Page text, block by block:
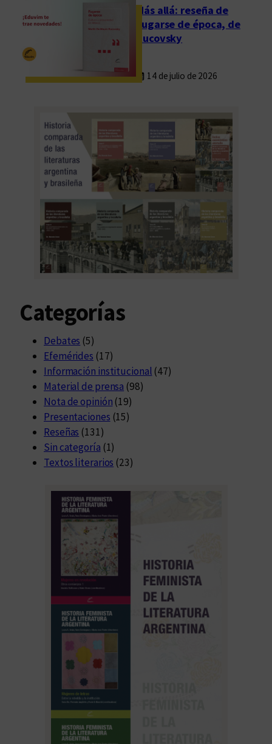
Más allá: reseña de
Fugarse de época, de
Rucovsky
14 de julio de 2026
Categorías
Debates (5)
Efemérides (17)
Información institucional (47)
Material de prensa (98)
Nota de opinión (19)
Presentaciones (15)
Reseñas (131)
Sin categoría (1)
Textos literarios (23)